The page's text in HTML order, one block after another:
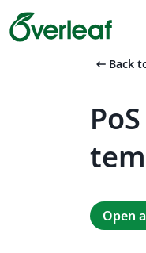
arrow_left_alt Back
Open